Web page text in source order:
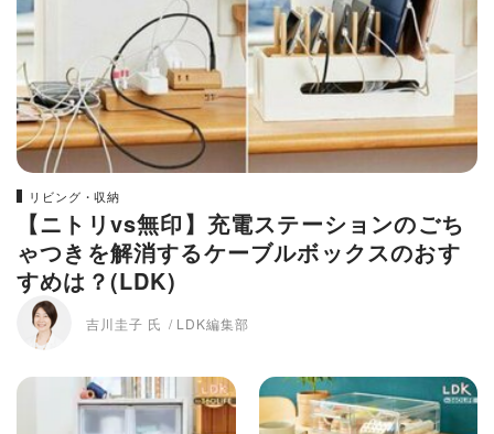
リビング・収納
【ニトリvs無印】充電ステーションのごち
ゃつきを解消するケーブルボックスのおす
すめは？(LDK)
吉川圭子 氏 LDK編集部